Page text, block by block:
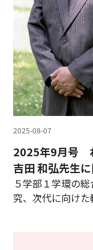
2025-08-07
2025年9月号
吉田 和弘先生に
５学部１学環の
究、次代に向け